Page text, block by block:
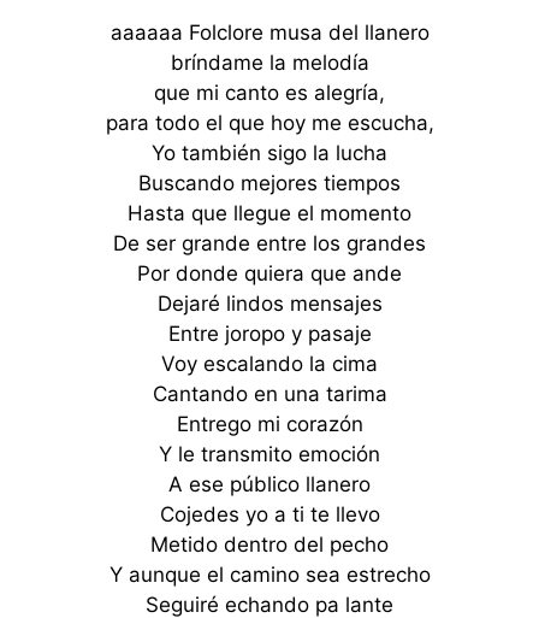
aaaaaa Folclore musa del llanero
bríndame la melodía
que mi canto es alegría,
para todo el que hoy me escucha,
Yo también sigo la lucha
Buscando mejores tiempos
Hasta que llegue el momento
De ser grande entre los grandes
Por donde quiera que ande
Dejaré lindos mensajes
Entre joropo y pasaje
Voy escalando la cima
Cantando en una tarima
Entrego mi corazón
Y le transmito emoción
A ese público llanero
Cojedes yo a ti te llevo
Metido dentro del pecho
Y aunque el camino sea estrecho
Seguiré echando pa lante